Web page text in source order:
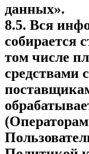
данных».
8.5. Вся
собирается
том числе
средствами